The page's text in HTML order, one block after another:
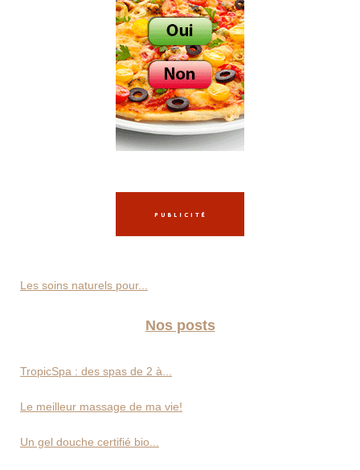
Les soins naturels pour...
Nos posts
TropicSpa : des spas de 2 à...
Le meilleur massage de ma vie!
Un gel douche certifié bio...